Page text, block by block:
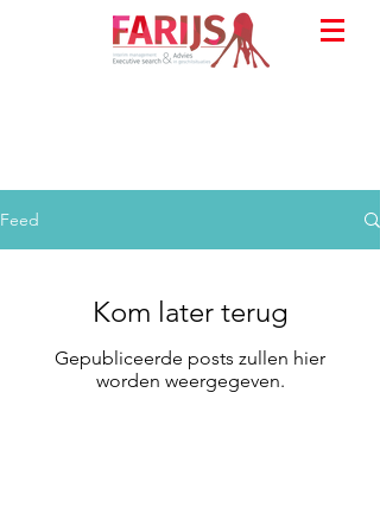
Feed
Kom later terug
Gepubliceerde posts zullen hier
worden weergegeven.